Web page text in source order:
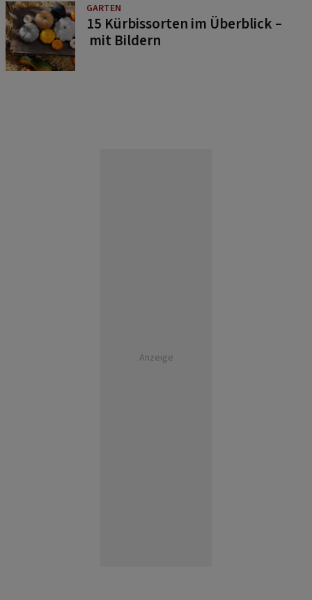
GARTEN
15 Kürbissorten im Überblick –
mit Bildern
Anzeige